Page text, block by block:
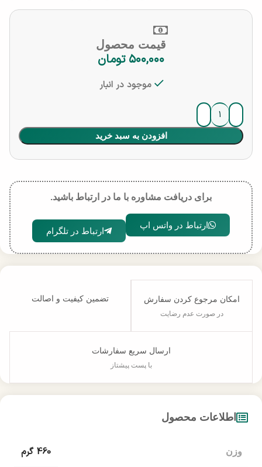
قیمت محصول
۵۰۰,۰۰۰ تومان
موجود در انبار
افزودن به سبد خرید
برای دریافت مشاوره با ما در ارتباط باشید.
ارتباط در واتس اپ
ارتباط در تلگرام
امکان مرجوع کردن سفارش
در صورت عدم رضایت
تضمین کیفیت و اصالت
ارسال سریع سفارشات
با پست پیشتاز
اطلاعات محصول
وزن 460 گرم